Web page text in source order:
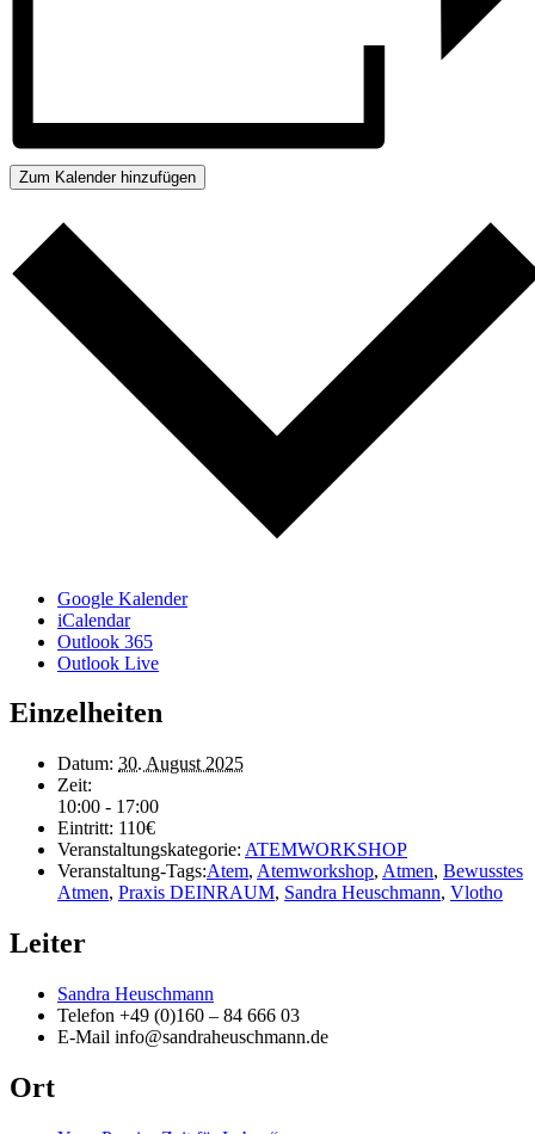
Zum Kalender hinzufügen
Google Kalender
iCalendar
Outlook 365
Outlook Live
Einzelheiten
Datum: 30. August 2025
Zeit:
10:00 - 17:00
Eintritt: 110€
Veranstaltungskategorie: ATEMWORKSHOP
Veranstaltung-Tags:Atem, Atemworkshop, Atmen, Bewusstes
Atmen, Praxis DEINRAUM, Sandra Heuschmann, Vlotho
Leiter
Sandra Heuschmann
Telefon +49 (0)160 – 84 666 03
E-Mail info@sandraheuschmann.de
Ort